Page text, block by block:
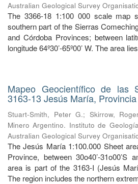
Australian Geological Survey
The 3366-18 1:100 000 scale map
southern part of the Sierras
and Córdoba Provinces; between
longitude 64º30’-65º00’ W. The area
Mapeo Geocientífico de las
3163-13 Jesús María,
Stuart-Smith, Peter G.; Skirrow,
Minero Argentino. Instituto de
Australian Geological Survey
The Jesús María 1:100.000 Sheet
Province, between 30o40’-31o00’S
area is part of the 3163-I (Jesús
The region includes the northern